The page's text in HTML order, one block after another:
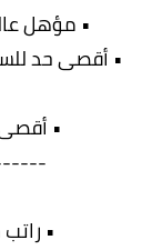
• مؤهل
• أقصى
•